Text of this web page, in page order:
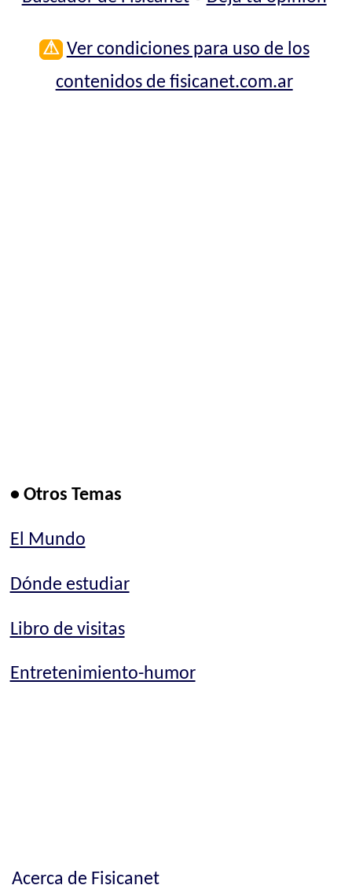
⚠ Ver condiciones para uso de los
contenidos de fisicanet.com.ar
• Otros Temas
El Mundo
Dónde estudiar
Libro de visitas
Entretenimiento-humor
Acerca de Fisicanet